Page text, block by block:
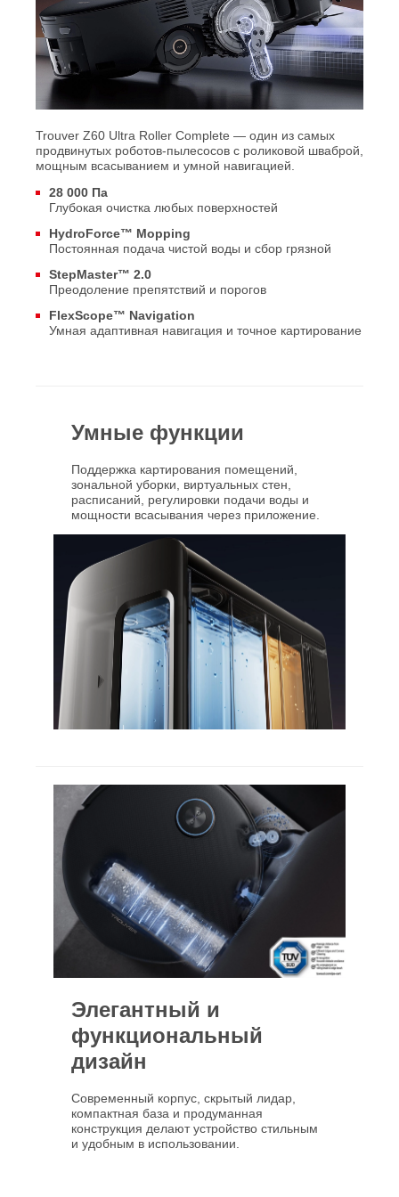
Trouver Z60 Ultra Roller Complete — один из самых
продвинутых роботов-пылесосов с роликовой шваброй,
мощным всасыванием и умной навигацией.
28 000 Па
Глубокая очистка любых поверхностей
HydroForce™ Mopping
Постоянная подача чистой воды и сбор грязной
StepMaster™ 2.0
Преодоление препятствий и порогов
FlexScope™ Navigation
Умная адаптивная навигация и точное картирование
Умные функции
Поддержка картирования помещений,
зональной уборки, виртуальных стен,
расписаний, регулировки подачи воды и
мощности всасывания через приложение.
Элегантный и
функциональный
дизайн
Современный корпус, скрытый лидар,
компактная база и продуманная
конструкция делают устройство стильным
и удобным в использовании.